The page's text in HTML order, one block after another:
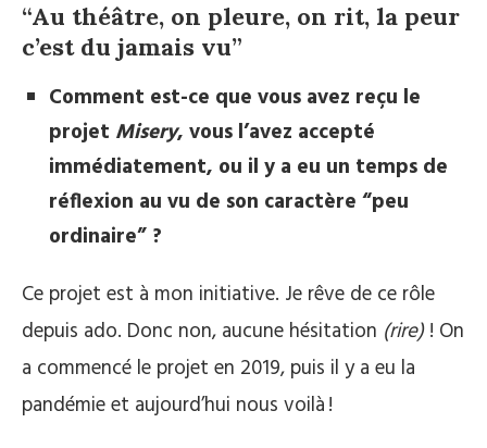
“Au théâtre, on pleure, on rit, la peur
c’est du jamais vu”
Comment est-ce que vous avez reçu le
projet Misery, vous l’avez accepté
immédiatement, ou il y a eu un temps de
réflexion au vu de son caractère “peu
ordinaire” ?
Ce projet est à mon initiative. Je rêve de ce rôle
depuis ado. Donc non, aucune hésitation (rire)! On
a commencé le projet en 2019, puis il y a eu la
pandémie et aujourd’hui nous voilà !